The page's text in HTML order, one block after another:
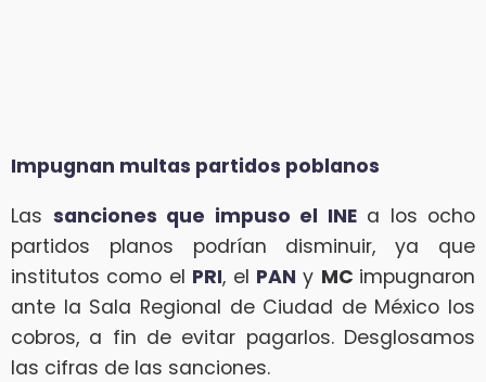
Impugnan multas partidos poblanos
Las sanciones que impuso el INEa los ocho
partidos planos podrían disminuir, ya que
institutos como el PRI, el PAN y MC impugnaron
ante la Sala Regional de Ciudad de México los
cobros, a fin de evitar pagarlos. Desglosamos
las cifras de las sanciones.